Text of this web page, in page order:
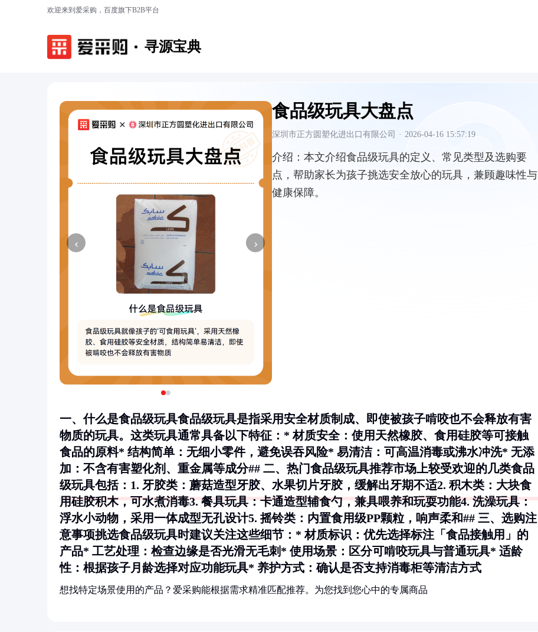
欢迎来到爱采购，百度旗下B2B平台
寻源宝典
‹ ›
食品级玩具大盘点
深圳市正方圆塑化进出口有限公司 · 2026-04-16 15:57:19
介绍： 本文介绍食品级玩具的定义、常见类型及选购要
点，帮助家长为孩子挑选安全放心的玩具，兼顾趣味性与
健康保障。
一、什么是食品级玩具食品级玩具是指采用安全材质制成、即使被孩子啃咬也不会释放有害
物质的玩具。这类玩具通常具备以下特征：*材质安全：使用天然橡胶、食用硅胶等可接触
食品的原料* 结构简单 ：无细小零件，避免误吞风险* 易清洁：可高温消毒或沸水冲洗* 无添
加 ：不含有害塑化剂、重金属等成分## 二、热门食品级玩具推荐市场上较受欢迎的几类食品
级玩具包括：1. 牙胶类 ：蘑菇造型牙胶、水果切片牙胶，缓解出牙期不适2. 积木类 ：大块食
用硅胶积木，可水煮消毒3.餐具玩具：卡通造型辅食勺，兼具喂养和玩耍功能4.洗澡玩具：
浮水小动物，采用一体成型无孔设计5. 摇铃类 ：内置食用级PP颗粒，响声柔和## 三、选购注
意事项挑选食品级玩具时建议关注这些细节：*材质标识 ：优先选择标注「食品接触用」的
产品* 工艺处理 ：检查边缘是否光滑无毛刺* 使用场景 ：区分可啃咬玩具与普通玩具* 适龄
性 ：根据孩子月龄选择对应功能玩具* 养护方式 ：确认是否支持消毒柜等清洁方式
想找特定场景使用的产品？爱采购能根据需求精准匹配推荐。为您找到您心中的专属商品